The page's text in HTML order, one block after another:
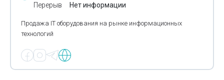
Электротехническая продукция
Электротовары
IP-телефоны
Камеры видеонаблюдения
Перерыв
Нет информации
Продажа IT оборудования на рынке информационных
технологий